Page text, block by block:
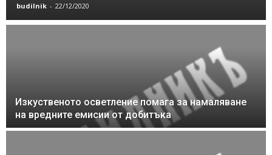
budilnik - 22/12/2020
Изкуственото осветление помага за намаляване
на вредните емисии от добитъка